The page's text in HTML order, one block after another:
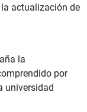
la actualización de
la
por
universidad